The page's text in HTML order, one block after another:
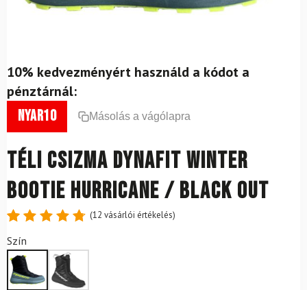
10% kedvezményért használd a kódot a
pénztárnál:
nyar10 Másolás a vágólapra
Téli csizma DYNAFIT Winter
Bootie Hurricane / Black Out
4.83
5-ből,
értékelés
alapján
(12 vásárlói értékelés)
Szín